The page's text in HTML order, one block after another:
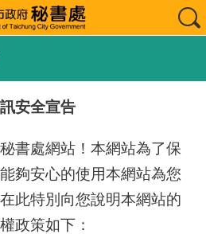
安全宣告
書處網站！本網站為了保
夠安心的使用本網站為您
此特別向您說明本網站的
政策如下：